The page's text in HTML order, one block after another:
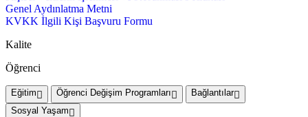
Genel Aydınlatma Metni
KVKK İlgili Kişi Başvuru Formu
Kalite
Öğrenci
Eğitim Öğrenci Değişim Programları
Bağlantılar
Sosyal Yaşam